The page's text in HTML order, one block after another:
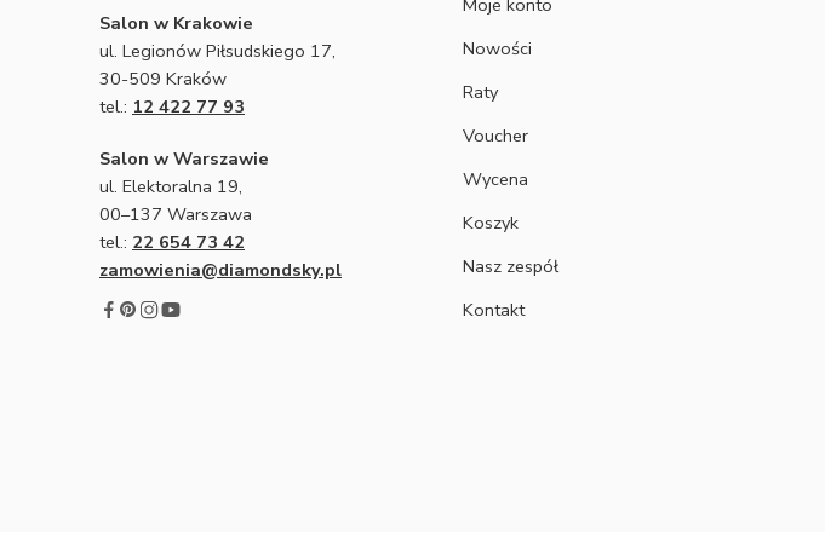
Salon w Krakowie
ul. Legionów Piłsudskiego 17,
30-509 Kraków
tel.: 12 422 77 93
Salon w Warszawie
ul. Elektoralna 19,
00–137 Warszawa
tel.: 22 654 73 42
zamowienia@diamondsky.pl
Nowości
Raty
Voucher
Wycena
Koszyk
Nasz zespół
Kontakt